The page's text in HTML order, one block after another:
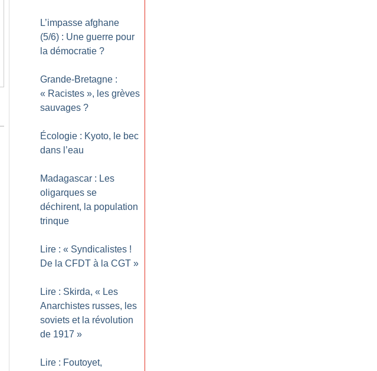
L’impasse afghane
(5/6) : Une guerre pour
la démocratie ?
Grande-Bretagne :
« Racistes », les grèves
sauvages ?
Écologie : Kyoto, le bec
dans l’eau
Madagascar : Les
oligarques se
déchirent, la population
trinque
Lire : « Syndicalistes !
De la CFDT à la CGT »
Lire : Skirda, « Les
Anarchistes russes, les
soviets et la révolution
de 1917 »
Lire : Foutoyet,